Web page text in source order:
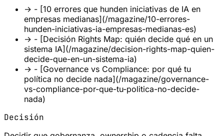
→ - [10 errores que hunden iniciativas de IA en
empresas medianas](/magazine/10-errores-
hunden-iniciativas-ia-empresas-medianas-es)
→ - [Decisión Rights Map: quién decide qué en un
sistema IA](/magazine/decision-rights-map-quien-
decide-que-en-un-sistema-ia)
→ - [Governance vs Compliance: por qué tu
política no decide nada](/magazine/governance-
vs-compliance-por-que-tu-politica-no-decide-
nada)
Decisión